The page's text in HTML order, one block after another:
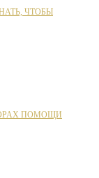
ЧТОБЫ
ПОМОЩИ